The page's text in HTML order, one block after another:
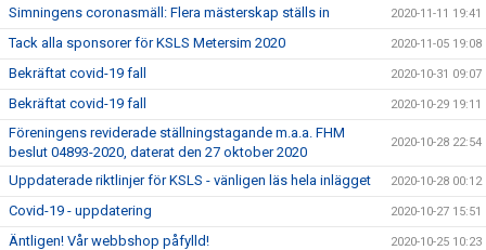
Simningens coronasmäll: Flera mästerskap ställs in 2020-11-11 19:41
Tack alla sponsorer för KSLS Metersim 2020 2020-11-05 19:08
Bekräftat covid-19 fall 2020-10-31 09:07
Bekräftat covid-19 fall 2020-10-29 19:11
Föreningens reviderade ställningstagande m.a.a. FHM
beslut 04893-2020, daterat den 27 oktober 2020
2020-10-28 22:54
Uppdaterade riktlinjer för KSLS - vänligen läs hela inlägget 2020-10-28 00:12
Covid-19 - uppdatering 2020-10-27 15:51
Äntligen! Vår webbshop påfylld! 2020-10-25 10:23